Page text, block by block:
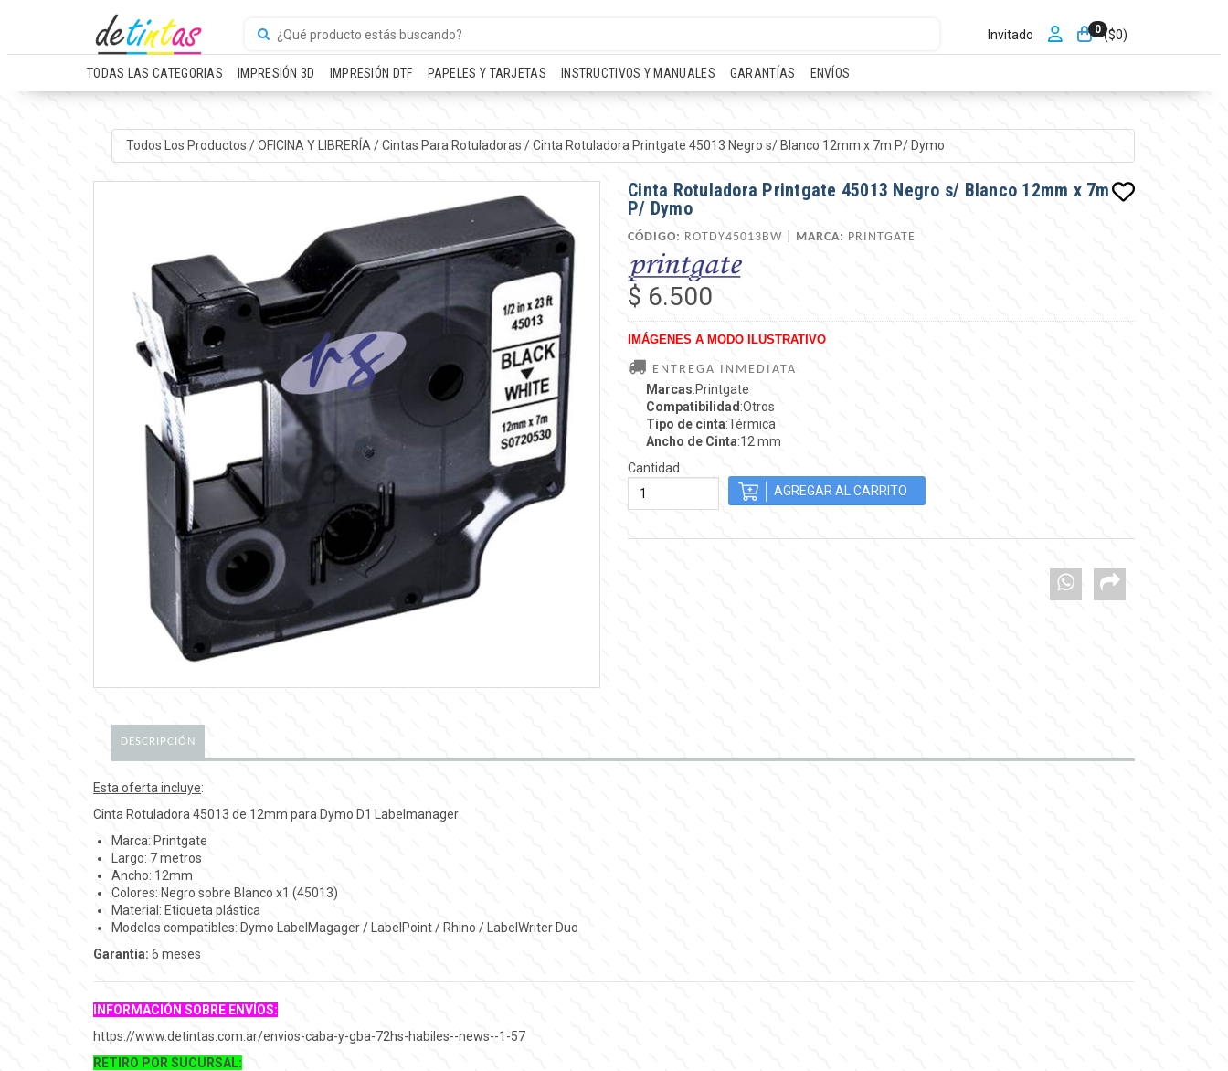
Invitado 0 ($0)
TODAS LAS CATEGORIAS IMPRESIÓN 3D IMPRESIÓN DTF PAPELES Y TARJETAS INSTRUCTIVOS Y MANUALES GARANTÍAS ENVÍOS
Todos Los Productos /OFICINA Y LIBRERÍA /Cintas Para Rotuladoras /Cinta Rotuladora Printgate 45013 Negro s/ Blanco 12mm x 7m P/ Dymo
Cinta Rotuladora Printgate 45013 Negro s/ Blanco 12mm x 7m
P/ Dymo
CÓDIGO: ROTDY45013BW | MARCA: PRINTGATE
$ 6.500
IMÁGENES A MODO ILUSTRATIVO
ENTREGA INMEDIATA
Marcas:Printgate
Compatibilidad :Otros
Tipo de cinta:Térmica
Ancho de Cinta:12 mm
Cantidad
DESCRIPCIÓN
Esta oferta incluye:
Cinta Rotuladora 45013 de 12mm para Dymo D1 Labelmanager
Marca: Printgate
Largo: 7 metros
Ancho: 12mm
Colores: Negro sobre Blanco x1 (45013)
Material: Etiqueta plástica
Modelos compatibles: Dymo LabelMagager / LabelPoint / Rhino / LabelWriter Duo
Garantía: 6 meses
INFORMACIÓN SOBRE ENVÍOS:
https://www.detintas.com.ar/envios-caba-y-gba-72hs-habiles--news--1-57
RETIRO POR SUCURSAL: